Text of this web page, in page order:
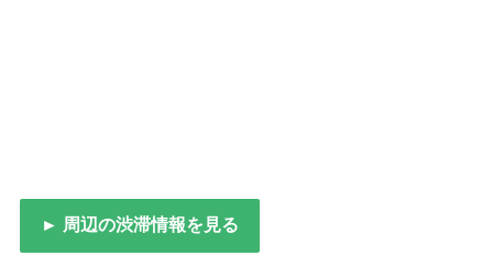
► 周辺の渋滞情報を見る